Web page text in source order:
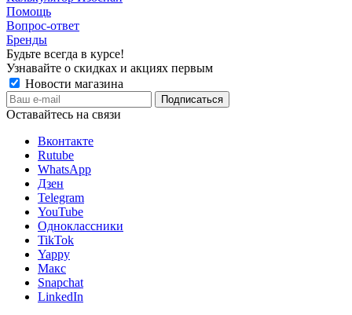
Помощь
Вопрос-ответ
Бренды
Будьте всегда в курсе!
Узнавайте о скидках и акциях первым
Новости магазина
Оставайтесь на связи
Вконтакте
Rutube
WhatsApp
Дзен
Telegram
YouTube
Одноклассники
TikTok
Yappy
Макс
Snapchat
LinkedIn